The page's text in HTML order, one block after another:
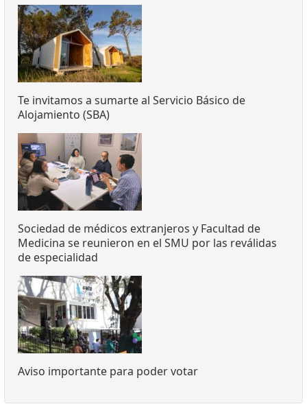
Te invitamos a sumarte al Servicio Básico de
Alojamiento (SBA)
Sociedad de médicos extranjeros y Facultad de
Medicina se reunieron en el SMU por las reválidas
de especialidad
Aviso importante para poder votar